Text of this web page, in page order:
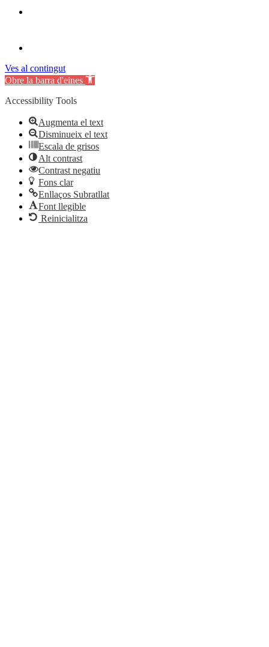
Ves al contingut
Obre la barra d'eines
Accessibility Tools
Augmenta el text
Disminueix el text
Escala de grisos
Alt contrast
Contrast negatiu
Fons clar
Enllaços Subratllat
Font llegible
Reinicialitza